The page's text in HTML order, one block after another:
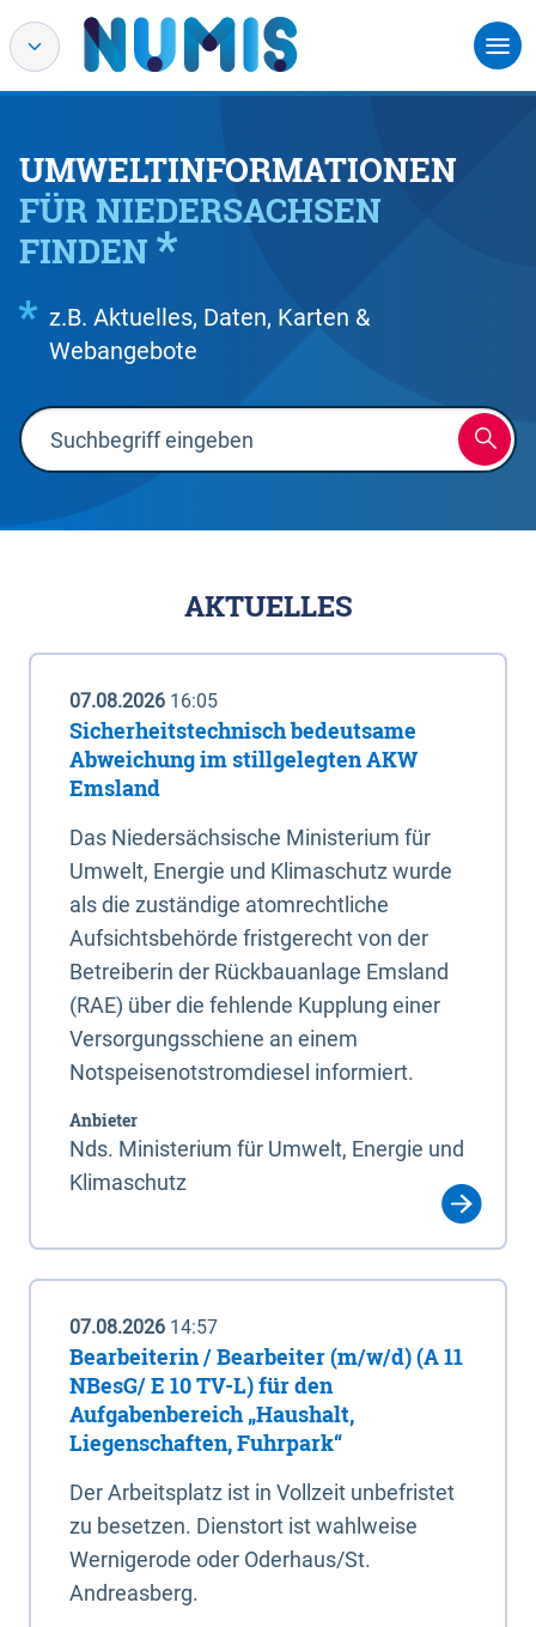
UMWELTINFORMATIONEN
FÜR NIEDERSACHSEN
FINDEN
z.B. Aktuelles, Daten, Karten &
Webangebote
AKTUELLES
07.08.2026 16:05
Sicherheitstechnisch bedeutsame
Abweichung im stillgelegten AKW
Emsland
Das Niedersächsische Ministerium für
Umwelt, Energie und Klimaschutz wurde
als die zuständige atomrechtliche
Aufsichtsbehörde fristgerecht von der
Betreiberin der Rückbauanlage Emsland
(RAE) über die fehlende Kupplung einer
Versorgungsschiene an einem
Notspeisenotstromdiesel informiert.
Anbieter
Nds. Ministerium für Umwelt, Energie und
Klimaschutz
07.08.2026 14:57
Bearbeiterin / Bearbeiter (m/w/d) (A 11
NBesG/ E 10 TV-L) für den
Aufgabenbereich „Haushalt,
Liegenschaften, Fuhrpark“
Der Arbeitsplatz ist in Vollzeit unbefristet
zu besetzen. Dienstort ist wahlweise
Wernigerode oder Oderhaus/St.
Andreasberg.